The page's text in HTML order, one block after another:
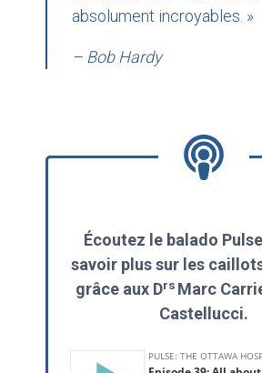
absolument incroyables. »
– Bob Hardy
Écoutez le balado
savoir plus sur les
grâce aux Drs Marc
Castellucci.